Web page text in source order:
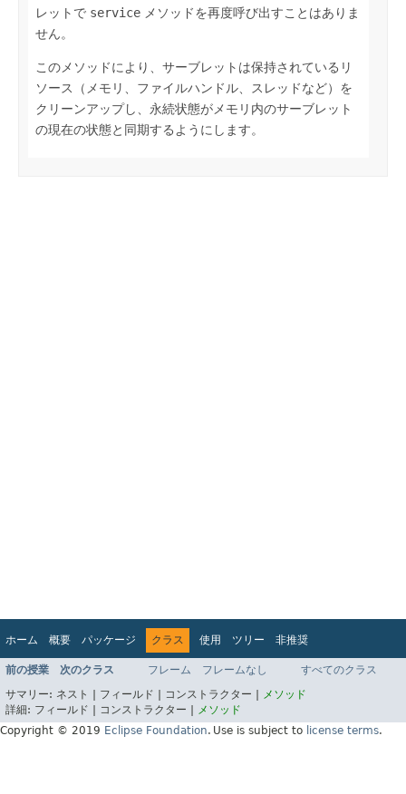
レットで service メソッドを再度呼び出すことはありま
せん。
このメソッドにより、サーブレットは保持されているリ
ソース（メモリ、ファイルハンドル、スレッドなど）を
クリーンアップし、永続状態がメモリ内のサーブレット
の現在の状態と同期するようにします。
ホーム 概要 パッケージ クラス 使用 ツリー
非推奨
インデックス
ヘルプ
Jakarta EE 8 仕様 API
前の授業 次のクラス フレーム フレームなし
すべてのクラス
サマリー: ネスト | フィールド | コンストラクター |
メソッド
詳細: フィールド | コンストラクター |
メソッド
Copyright © 2019 Eclipse Foundation. Use is subject to license terms.